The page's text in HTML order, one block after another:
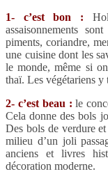
1- c’est bon :
assaisonnements
piments, coriandre,
une cuisine dont les
le monde, même si
thaï. Les végétariens y
2- c’est beau : le
Cela donne des bols
Des bols de verdure
milieu d’un joli
anciens et livres
décoration moderne.